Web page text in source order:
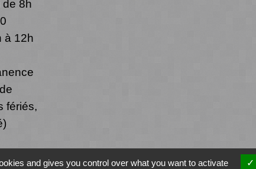
de 8h
à 12h
fériés,
and gives you control over what you want to activate